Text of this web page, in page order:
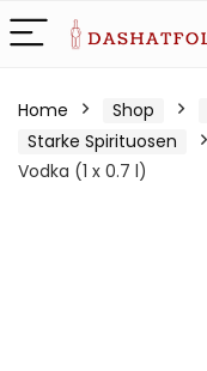
Home Shop
Starke Spirituosen
Vodka (1 x 0.7 l)